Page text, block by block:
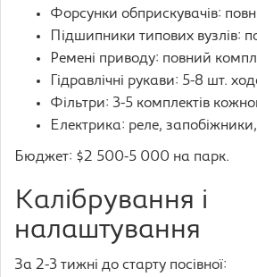
Форсунки обприскувачів:
Підшипники типових вузлів:
Ремені приводу: повний
Гідравлічні рукави: 5-8 шт.
Фільтри: 3-5 комплектів
Електрика: реле,
Бюджет: $2 500-5 000 на парк.
Калібрування і
налаштування
За 2-3 тижні до старту посівної: